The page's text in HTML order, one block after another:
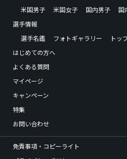
米国男子
米国女子 国内男子
国
選手情報
選手名鑑
フォトギャラリー
トッ
はじめての方へ
よくある質問
マイページ
キャンペーン
特集
お問い合わせ
免責事項・コピーライト